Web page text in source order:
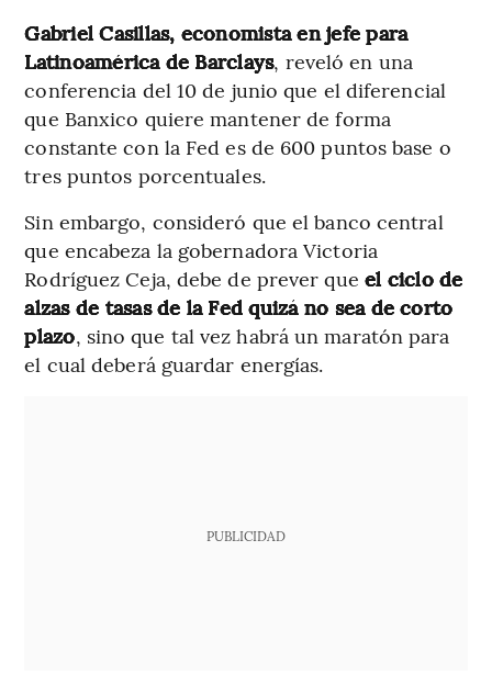
Gabriel Casillas, economista en jefe para
Latinoamérica de Barclays, reveló en una
conferencia del 10 de junio que el diferencial
que Banxico quiere mantener de forma
constante con la Fed es de 600 puntos base o
tres puntos porcentuales.
Sin embargo, consideró que el banco central
que encabeza la gobernadora Victoria
Rodríguez Ceja, debe de prever que el ciclo de
alzas de tasas de la Fed quizá no sea de corto
plazo, sino que tal vez habrá un maratón para
el cual deberá guardar energías.
PUBLICIDAD